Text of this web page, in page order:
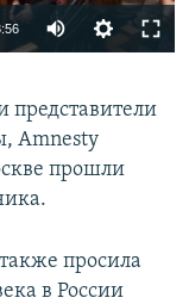
представители
Amnesty
прошли
просила
в России